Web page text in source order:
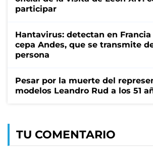
participar
Hantavirus: detectan en Francia
cepa Andes, que se transmite
persona
Pesar por la muerte del
modelos Leandro Rud a los 51
TU COMENTARIO